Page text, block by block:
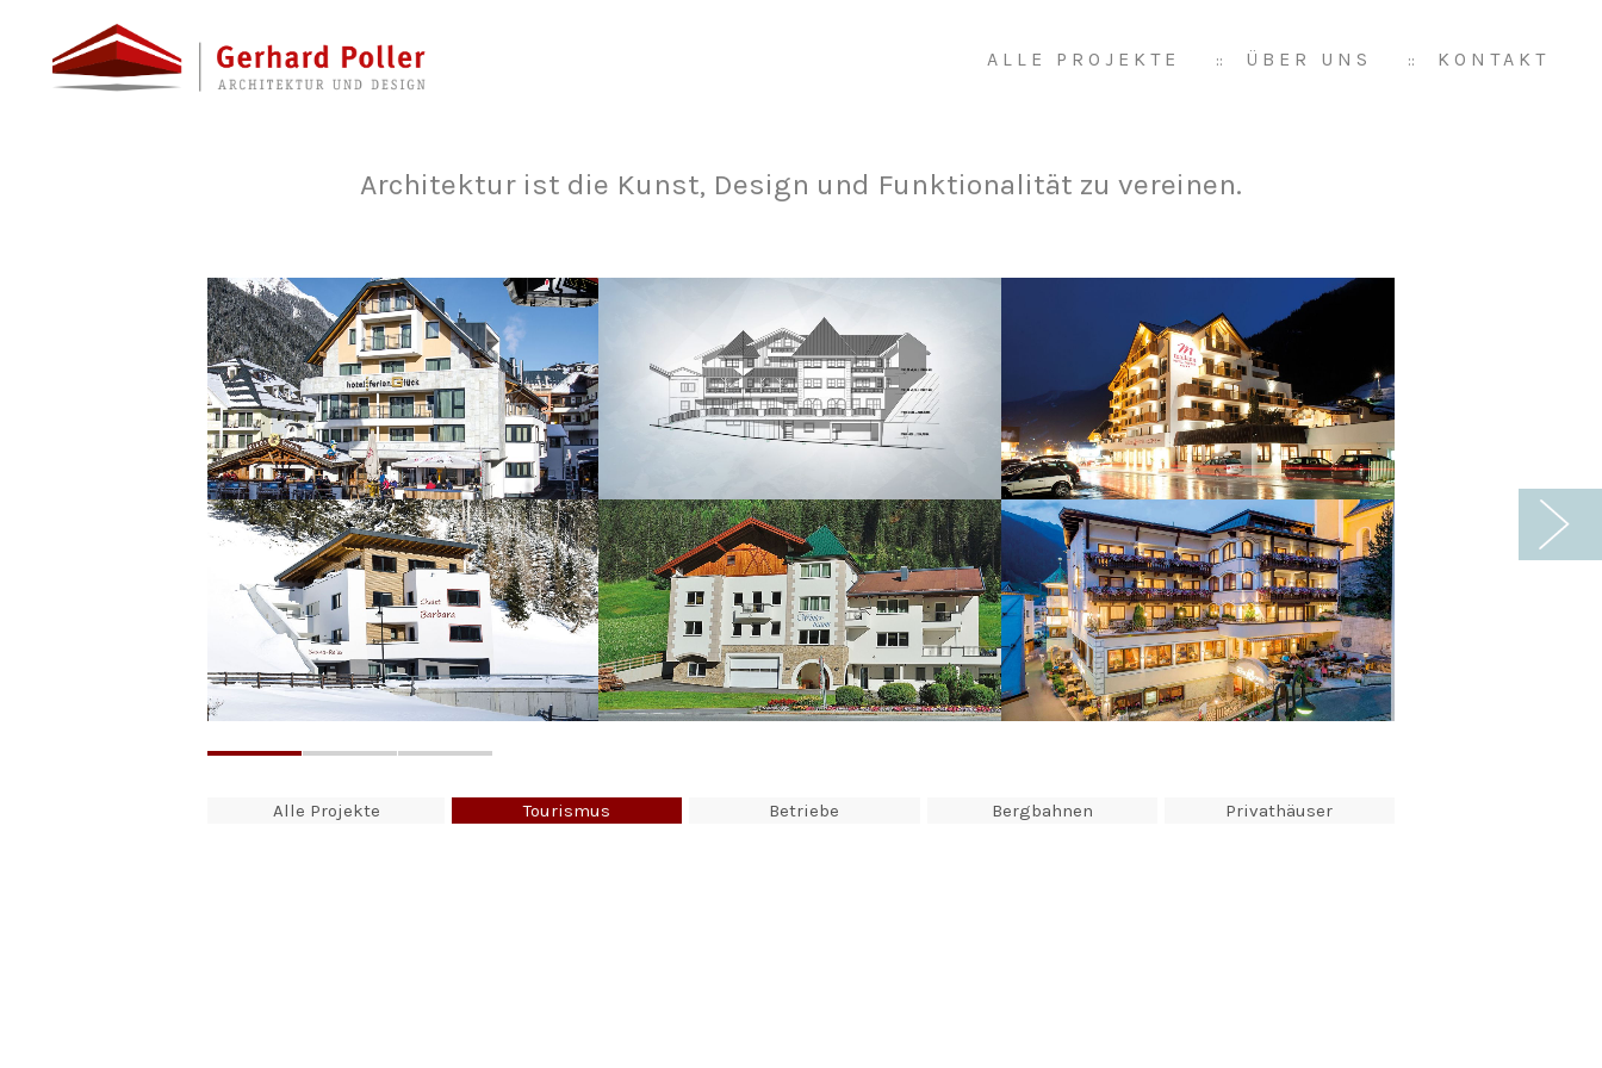
ALLE PROJEKTE ÜBER UNS KONTAKT
Architektur ist die Kunst, Design und Funktionalität zu vereinen.
Alle Projekte
Tourismus Betriebe Bergbahnen Privathäuser
Vorwärts